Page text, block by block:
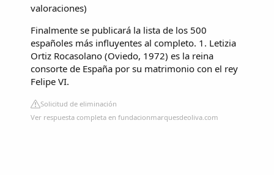
valoraciones)
Finalmente se publicará la lista de los 500
españoles más influyentes al completo. 1. Letizia
Ortiz Rocasolano (Oviedo, 1972) es la reina
consorte de España por su matrimonio con el rey
Felipe VI.
Solicitud de eliminación
Ver respuesta completa en fundacionmarquesdeoliva.com